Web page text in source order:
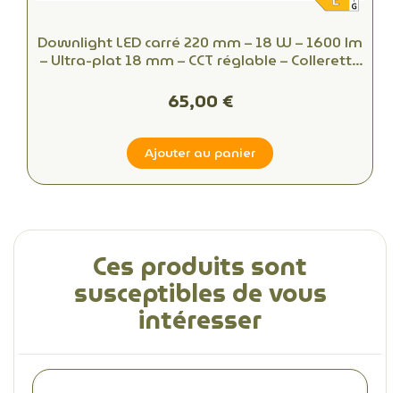
Downlight LED carré 220 mm – 18 W – 1600 lm
– Ultra-plat 18 mm – CCT réglable – Collerette
65,00 €
Ajouter au panier
Ces produits sont
susceptibles de vous
intéresser